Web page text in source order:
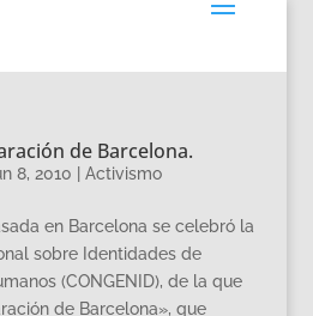
de Barcelona.
8, 2010 Activismo
en Barcelona se celebró la
sobre Identidades de
(CONGENID), de la que
de Barcelona», que